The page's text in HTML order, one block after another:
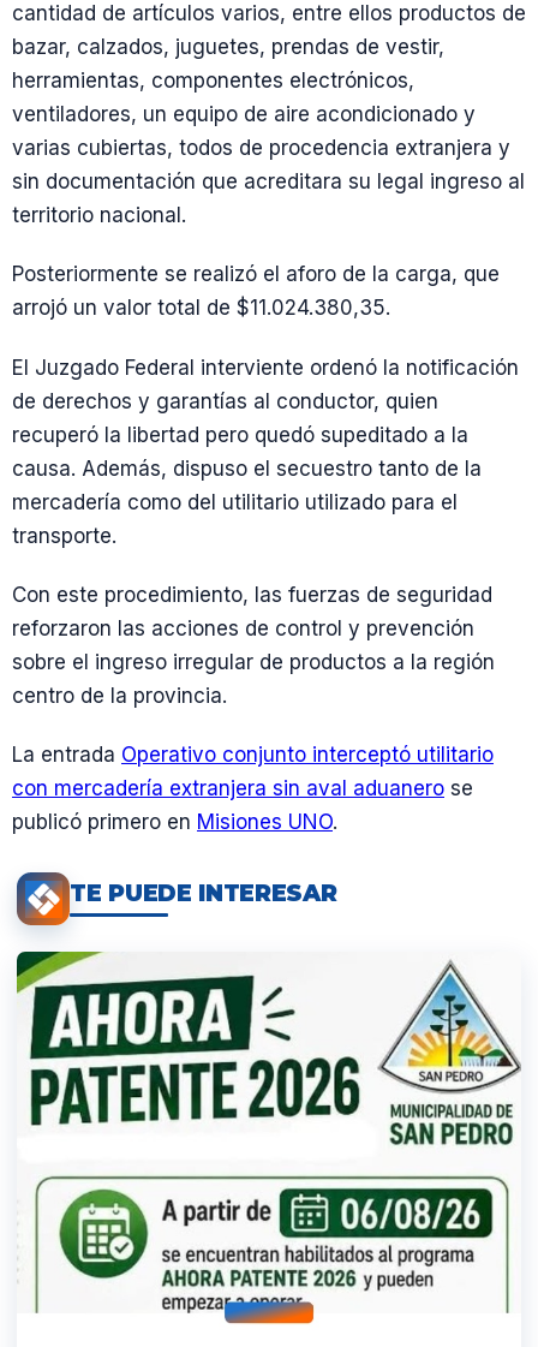
cantidad de artículos varios, entre ellos productos de
bazar, calzados, juguetes, prendas de vestir,
herramientas, componentes electrónicos,
ventiladores, un equipo de aire acondicionado y
varias cubiertas, todos de procedencia extranjera y
sin documentación que acreditara su legal ingreso al
territorio nacional.
Posteriormente se realizó el aforo de la carga, que
arrojó un valor total de $11.024.380,35.
El Juzgado Federal interviente ordenó la notificación
de derechos y garantías al conductor, quien
recuperó la libertad pero quedó supeditado a la
causa. Además, dispuso el secuestro tanto de la
mercadería como del utilitario utilizado para el
transporte.
Con este procedimiento, las fuerzas de seguridad
reforzaron las acciones de control y prevención
sobre el ingreso irregular de productos a la región
centro de la provincia.
La entrada Operativo conjunto interceptó utilitario
con mercadería extranjera sin aval aduanero se
publicó primero en Misiones UNO.
TE PUEDE INTERESAR